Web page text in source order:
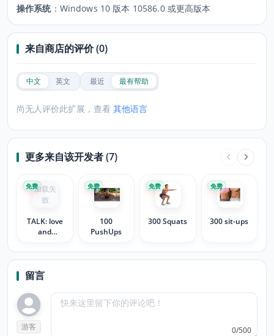
操作系统： Windows 10 版本 10586.0 或更高版本
来自商店的评价 (0)
中文 英文 最近 最有帮助
尚无人评价此扩展，查看 其他语言
更多来自该开发者 (7)
加载失
败
TALK: love
and
免费
100
PushUps
免费
300 Squats
免费
300 sit-ups
免费
留言
游客 0/500